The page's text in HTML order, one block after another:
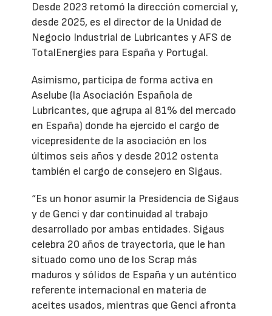
Desde 2023 retomó la dirección comercial y,
desde 2025, es el director de la Unidad de
Negocio Industrial de Lubricantes y AFS de
TotalEnergies para España y Portugal.
Asimismo, participa de forma activa en
Aselube (la Asociación Española de
Lubricantes, que agrupa al 81% del mercado
en España) donde ha ejercido el cargo de
vicepresidente de la asociación en los
últimos seis años y desde 2012 ostenta
también el cargo de consejero en Sigaus.
“Es un honor asumir la Presidencia de Sigaus
y de Genci y dar continuidad al trabajo
desarrollado por ambas entidades. Sigaus
celebra 20 años de trayectoria, que le han
situado como uno de los Scrap más
maduros y sólidos de España y un auténtico
referente internacional en materia de
aceites usados, mientras que Genci afronta